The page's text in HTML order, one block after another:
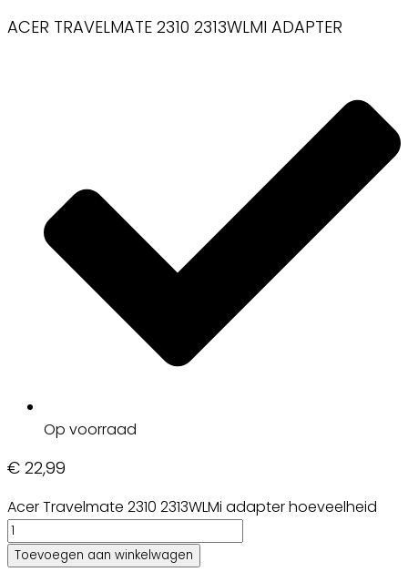
ACER TRAVELMATE 2310 2313WLMI ADAPTER
Op voorraad
€ 22,99
Acer Travelmate 2310 2313WLMi adapter hoeveelheid
Toevoegen aan winkelwagen